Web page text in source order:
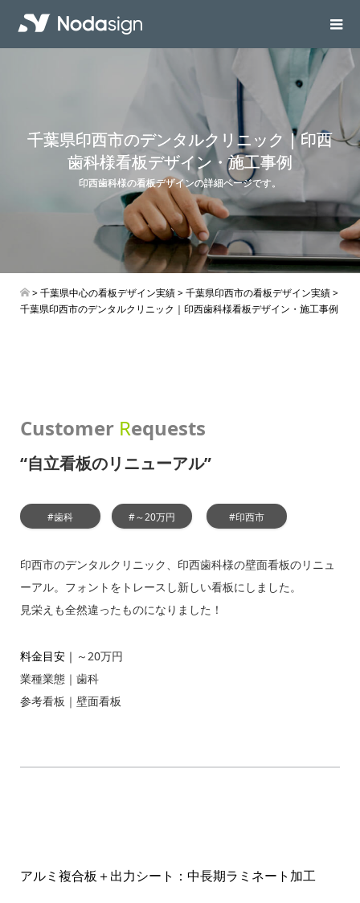
千葉県印西市のデンタルクリニック｜印西
歯科様看板デザイン・施工事例
印西歯科様の看板デザインの詳細ページです。
>千葉県中心の看板デザイン実績>千葉県印西市の看板デザイン実績>
千葉県印西市のデンタルクリニック｜印西歯科様看板デザイン・施工事例
Customer Requests
“自立看板のリニューアル”
#歯科 #～20万円 #印西市
印西市のデンタルクリニック、印西歯科様の壁面看板のリニュ
ーアル。フォントをトレースし新しい看板にしました。
見栄えも全然違ったものになりました！
料金目安｜ ～20万円
業種業態｜ 歯科
参考看板｜ 壁面看板
アルミ複合板＋出力シート：中長期ラミネート加工